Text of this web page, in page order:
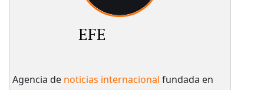
EFE
Agencia de noticias internacional fundada en